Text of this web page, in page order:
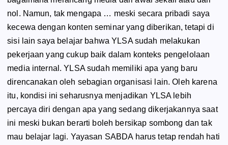
nol. Namun, tak mengapa … meski secara pribadi saya
kecewa dengan konten seminar yang diberikan, tetapi di
sisi lain saya belajar bahwa YLSA sudah melakukan
pekerjaan yang cukup baik dalam konteks pengelolaan
media internal. YLSA sudah memiliki apa yang baru
direncanakan oleh sebagian organisasi lain. Oleh karena
itu, kondisi ini seharusnya menjadikan YLSA lebih
percaya diri dengan apa yang sedang dikerjakannya saat
ini meski bukan berarti boleh bersikap sombong dan tak
mau belajar lagi. Yayasan SABDA harus tetap rendah hati